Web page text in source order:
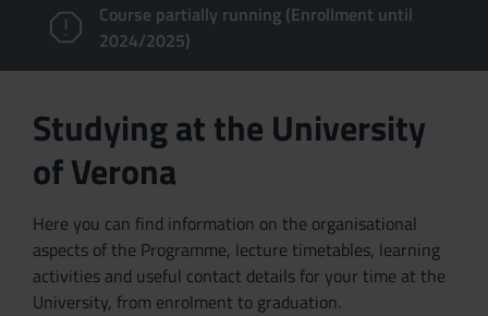
Course partially running (Enrollment until
2024/2025)
Studying at the University
of Verona
Here you can find information on the organisational
aspects of the Programme, lecture timetables, learning
activities and useful contact details for your time at the
University, from enrolment to graduation.